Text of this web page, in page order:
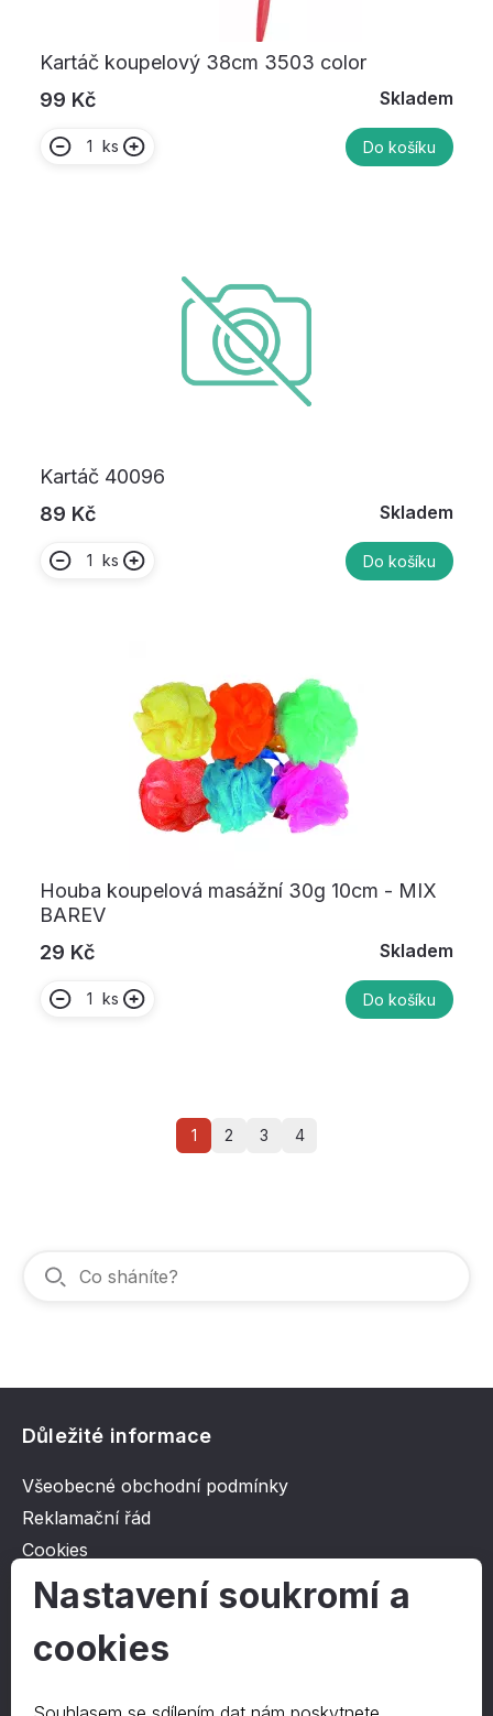
Kartáč koupelový 38cm 3503 color
99 Kč
Skladem
ks Do košíku
Kartáč 40096
89 Kč
Skladem
ks Do košíku
Houba koupelová masážní 30g 10cm - MIX
BAREV
29 Kč
Skladem
ks Do košíku
1 2 3 4
Důležité informace
Všeobecné obchodní podmínky
Reklamační řád
Cookies
Ochrana osobních údajů
O společnosti
Kontakt
Nastavení soukromí a
cookies